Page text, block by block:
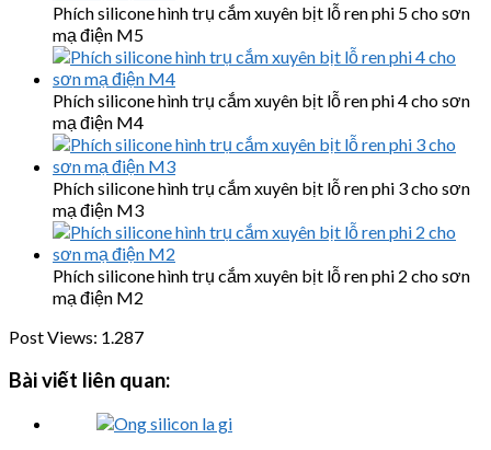
Phích silicone hình trụ cắm xuyên bịt lỗ ren phi 5 cho sơn
mạ điện M5
Phích silicone hình trụ cắm xuyên bịt lỗ ren phi 4 cho sơn
mạ điện M4
Phích silicone hình trụ cắm xuyên bịt lỗ ren phi 3 cho sơn
mạ điện M3
Phích silicone hình trụ cắm xuyên bịt lỗ ren phi 2 cho sơn
mạ điện M2
Post Views: 1.287
Bài viết liên quan: